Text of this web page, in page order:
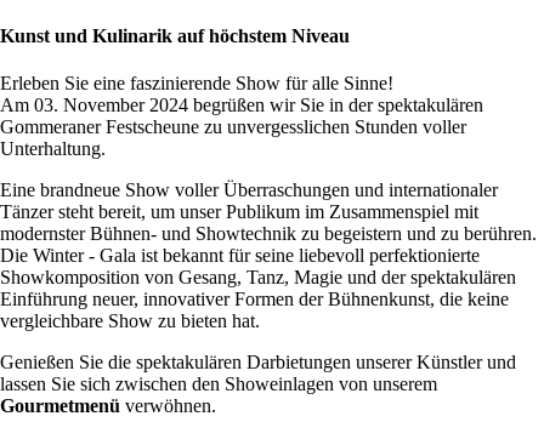
Kunst und Kulinarik auf höchstem Niveau
Erleben Sie eine faszinierende Show für alle Sinne!
Am 03. November 2024 begrüßen wir Sie in der spektakulären
Gommeraner Festscheune zu unvergesslichen Stunden voller
Unterhaltung.
Eine brandneue Show voller Überraschungen und internationaler
Tänzer steht bereit, um unser Publikum im Zusammenspiel mit
modernster Bühnen- und Showtechnik zu begeistern und zu berühren.
Die Winter - Gala ist bekannt für seine liebevoll perfektionierte
Showkomposition von Gesang, Tanz, Magie und der spektakulären
Einführung neuer, innovativer Formen der Bühnenkunst, die keine
vergleichbare Show zu bieten hat.
Genießen Sie die spektakulären Darbietungen unserer Künstler und
lassen Sie sich zwischen den Showeinlagen von unserem
Gourmetmenü verwöhnen.